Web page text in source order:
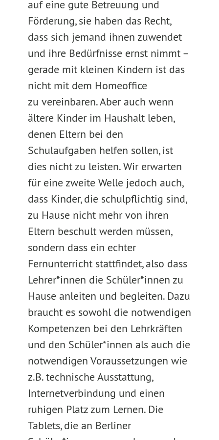
auf eine gute Betreuung und
Förderung, sie haben das Recht,
dass sich jemand ihnen zuwendet
und ihre Bedürfnisse ernst nimmt –
gerade mit kleinen Kindern ist das
nicht mit dem Homeoffice
zu vereinbaren. Aber auch wenn
ältere Kinder im Haushalt leben,
denen Eltern bei den
Schulaufgaben helfen sollen, ist
dies nicht zu leisten. Wir erwarten
für eine zweite Welle jedoch auch,
dass Kinder, die schulpflichtig sind,
zu Hause nicht mehr von ihren
Eltern beschult werden müssen,
sondern dass ein echter
Fernunterricht stattfindet, also dass
Lehrer*innen die Schüler*innen zu
Hause anleiten und begleiten. Dazu
braucht es sowohl die notwendigen
Kompetenzen bei den Lehrkräften
und den Schüler*innen als auch die
notwendigen Voraussetzungen wie
z.B. technische Ausstattung,
Internetverbindung und einen
ruhigen Platz zum Lernen. Die
Tablets, die an Berliner